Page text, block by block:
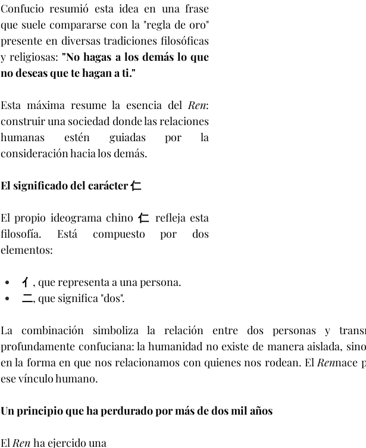
Confucio resumió esta idea en una frase
que suele compararse con la "regla de oro"
presente en diversas tradiciones filosóficas
y religiosas: "No hagas a los demás lo que
no deseas que te hagan a ti."
Esta máxima resume la esencia del Ren:
construir una sociedad donde las relaciones
humanas estén guiadas por la
consideración hacia los demás.
El significado del carácter 仁
El propio ideograma chino 仁 refleja esta
filosofía. Está compuesto por dos
elementos:
亻 , que representa a una persona.
二, que significa "dos".
La combinación simboliza la relación entre dos personas y
profundamente confuciana: la humanidad no existe de manera aislada,
en la forma en que nos relacionamos con quienes nos rodean. El Rennace
ese vínculo humano.
Un principio que ha perdurado por más de dos mil años
El Ren ha ejercido una